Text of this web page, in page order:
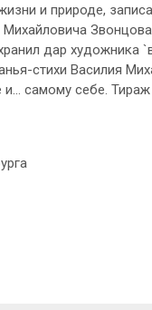
и природе,
дар художника
стихи Василия
самому себе. Тираж